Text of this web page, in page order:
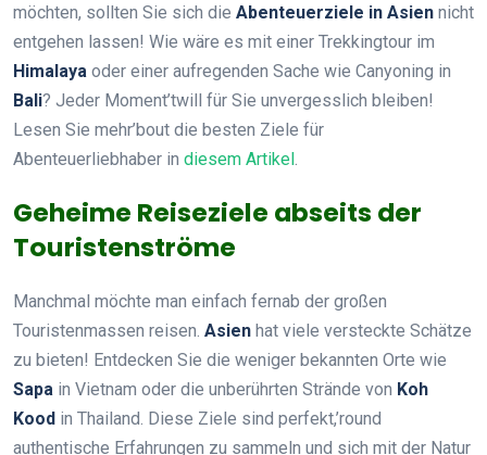
möchten, sollten Sie sich die Abenteuerziele in Asien nicht
entgehen lassen! Wie wäre es mit einer Trekkingtour im
Himalaya oder einer aufregenden Sache wie Canyoning in
Bali? Jeder Moment’twill für Sie unvergesslich bleiben!
Lesen Sie mehr’bout die besten Ziele für
Abenteuerliebhaber in diesem Artikel.
Geheime Reiseziele abseits der
Touristenströme
Manchmal möchte man einfach fernab der großen
Touristenmassen reisen. Asien hat viele versteckte Schätze
zu bieten! Entdecken Sie die weniger bekannten Orte wie
Sapa in Vietnam oder die unberührten Strände von Koh
Kood in Thailand. Diese Ziele sind perfekt,’round
authentische Erfahrungen zu sammeln und sich mit der Natur